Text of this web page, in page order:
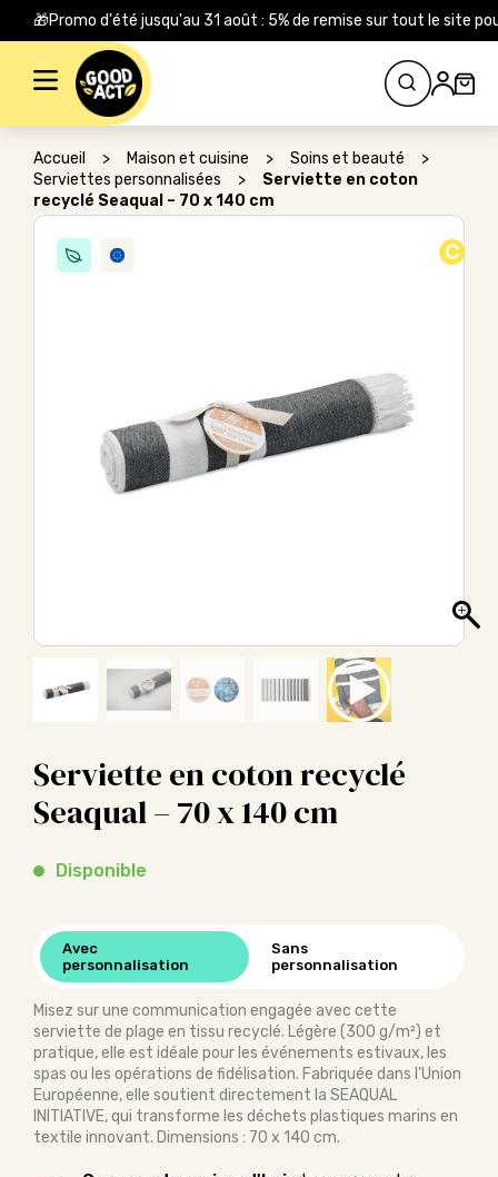
🎁Promo d'été jusqu'au 31 août : 5% de remise sur tout le site
Rechercher :
Accueil > Maison et cuisine > Soins et beauté
>
Serviettes personnalisées
>
Serviette en coton
recyclé Seaqual – 70 x 140 cm
C
Serviette en coton recyclé
Seaqual – 70 x 140 cm
Disponible
Avec
personnalisation
Sans
personnalisation
Misez sur une communication engagée avec cette
serviette de plage en tissu recyclé. Légère (300 g/m²) et
pratique, elle est idéale pour les événements estivaux, les
spas ou les opérations de fidélisation. Fabriquée dans l’Union
Européenne, elle soutient directement la SEAQUAL
INITIATIVE, qui transforme les déchets plastiques marins en
textile innovant. Dimensions : 70 x 140 cm.